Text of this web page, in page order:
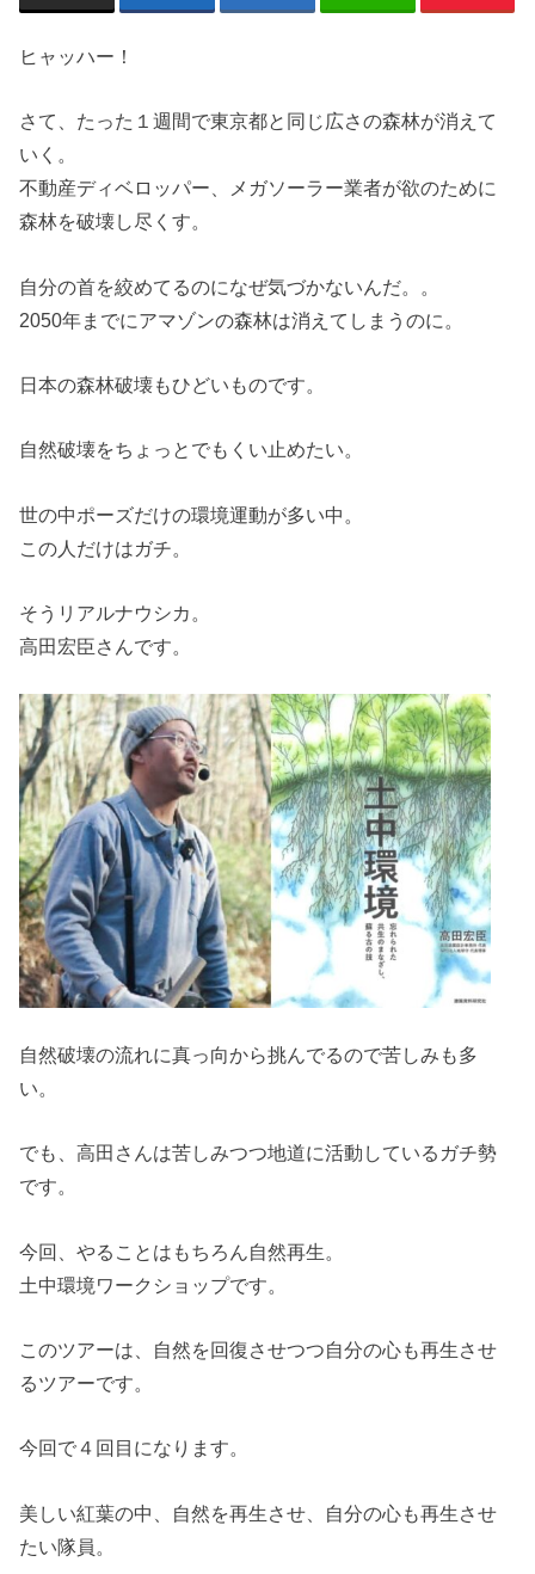
ヒャッハー！
さて、たった１週間で東京都と同じ広さの森林が消えて
いく。
不動産ディベロッパー、メガソーラー業者が欲のために
森林を破壊し尽くす。
自分の首を絞めてるのになぜ気づかないんだ。。
2050年までにアマゾンの森林は消えてしまうのに。
日本の森林破壊もひどいものです。
自然破壊をちょっとでもくい止めたい。
世の中ポーズだけの環境運動が多い中。
この人だけはガチ。
そうリアルナウシカ。
高田宏臣さんです。
自然破壊の流れに真っ向から挑んでるので苦しみも多
い。
でも、高田さんは苦しみつつ地道に活動しているガチ勢
です。
今回、やることはもちろん自然再生。
土中環境ワークショップです。
このツアーは、自然を回復させつつ自分の心も再生させ
るツアーです。
今回で４回目になります。
美しい紅葉の中、自然を再生させ、自分の心も再生させ
たい隊員。